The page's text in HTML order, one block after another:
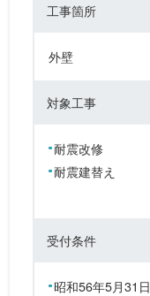
工事箇所
外壁
対象工事
耐震改修
耐震建替え
受付条件
昭和56年5月31